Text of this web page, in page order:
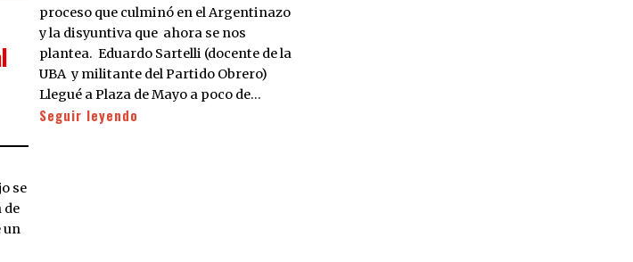
se
de
un
proceso que culminó en el Argentinazo
y la disyuntiva que ahora se nos
plantea. Eduardo Sartelli (docente de la
UBA y militante del Partido Obrero)
Llegué a Plaza de Mayo a poco de…
Seguir leyendo